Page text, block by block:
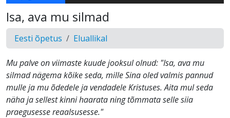
Isa, ava mu silmad
Eesti õpetus Eluallikal
Mu palve on viimaste kuude jooksul olnud: "Isa, ava mu
silmad nägema kõike seda, mille Sina oled valmis pannud
mulle ja mu õdedele ja vendadele Kristuses. Aita mul seda
näha ja sellest kinni haarata ning tõmmata selle siia
praegusesse reaalsusesse."